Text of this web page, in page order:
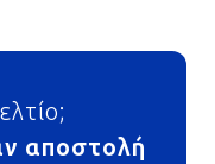
αποστολή